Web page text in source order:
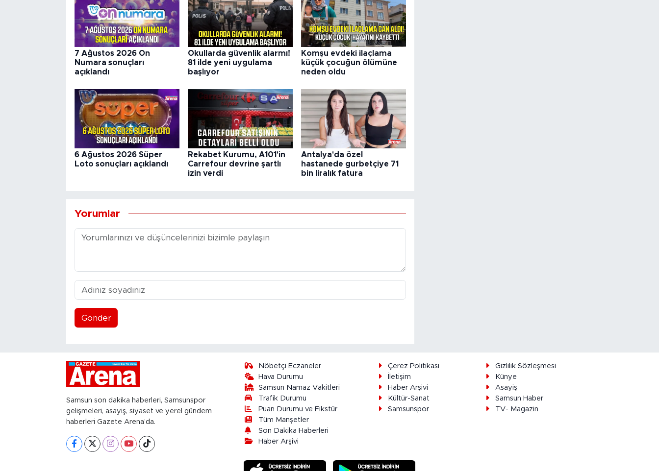
7 Ağustos 2026 On
Numara sonuçları
açıklandı
Okullarda güvenlik alarmı!
81 ilde yeni uygulama
başlıyor
Komşu evdeki ilaçlama
küçük çocuğun ölümüne
neden oldu
6 Ağustos 2026 Süper
Loto sonuçları açıklandı
Rekabet Kurumu, A101'in
Carrefour devrine şartlı
izin verdi
Antalya'da özel
hastanede gurbetçiye 71
bin liralık fatura
Yorumlar
Gönder
Samsun son dakika haberleri, Samsunspor
gelişmeleri, asayiş, siyaset ve yerel gündem
haberleri Gazete Arena’da.
Nöbetçi Eczaneler
Hava Durumu
Samsun Namaz Vakitleri
Trafik Durumu
Puan Durumu ve Fikstür
Tüm Manşetler
Son Dakika Haberleri
Haber Arşivi
Çerez Politikası
Gizlilik Sözleşmesi
İletişim
Künye
Haber Arşivi
Asayiş
Kültür-Sanat
Samsun Haber
Samsunspor
TV- Magazin